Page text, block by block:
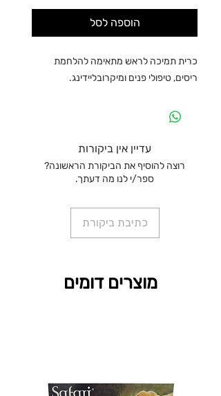
הוספה לסל
כרית תמיכה לראש מתאימה להלחמת
ריסים, טיפולי פנים ומיקרובליידינג.
עדיין אין ביקורות
רוצה להוסיף את הביקורת הראשונה?
ספר/י לנו מה דעתך.
כתיבת ביקורת
מוצרים דומים